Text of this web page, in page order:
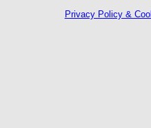
Privacy Policy &